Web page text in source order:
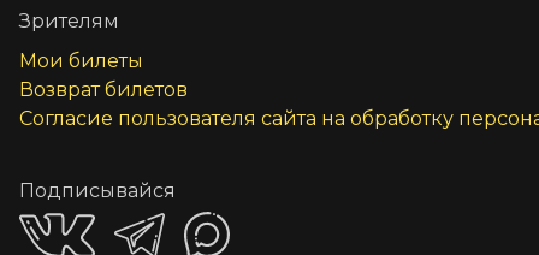
Зрителям
Мои билеты
Возврат билетов
Согласие пользователя сайта на обработку
Подписывайся